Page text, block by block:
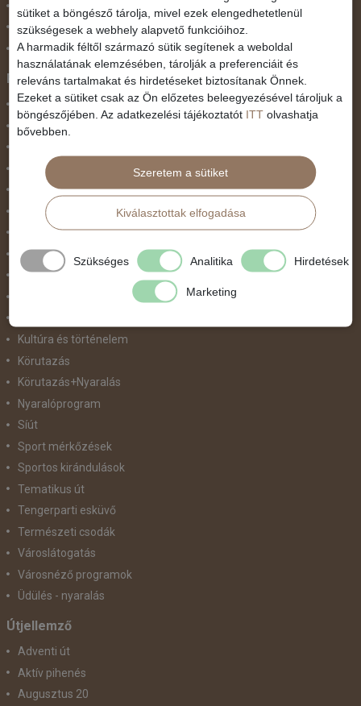
Szilveszter
Tavaszi szünet
Valentin nap
Programtípus
1 napos utak
Belépőjegy
Egzotikus út
Fesztiválok
Golfút
Gyalogtúra
Hajóút
Ifjúsági program / Osztálykirándulás
Kultúra és történelem
Körutazás
Körutazás+Nyaralás
Nyaralóprogram
Síút
Sport mérkőzések
Sportos kirándulások
Tematikus út
Tengerparti esküvő
Természeti csodák
Városlátogatás
Városnéző programok
Üdülés - nyaralás
Útjellemző
Adventi út
Aktív pihenés
Augusztus 20
sütiket a böngésző tárolja, mivel ezek elengedhetetlenül
szükségesek a webhely alapvető funkcióihoz.
A harmadik féltől származó sütik segítenek a weboldal
használatának elemzésében, tárolják a preferenciáit és
releváns tartalmakat és hirdetéseket biztosítanak Önnek.
Ezeket a sütiket csak az Ön előzetes beleegyezésével tároljuk a
böngészőjében. Az adatkezelési tájékoztatót ITT olvashatja
bővebben.
Szeretem a sütiket
Kiválasztottak elfogadása
Szükséges Analitika Hirdetések
Marketing